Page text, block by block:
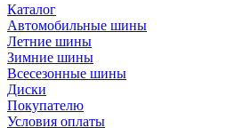
Каталог
Автомобильные шины
Летние шины
Зимние шины
Всесезонные шины
Диски
Покупателю
Условия оплаты